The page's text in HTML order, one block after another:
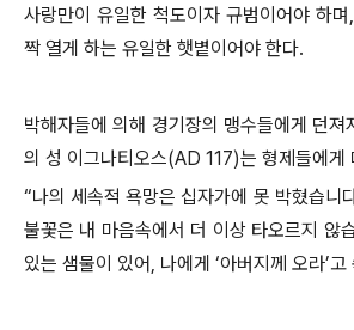
사랑만이 유일한 척도이자 규범이어야 하
짝 열게 하는 유일한 햇볕이어야 한다.
박해자들에 의해 경기장의 맹수들에게 던져
의 성 이그나티오스(AD 117)는 형제들에게
“나의 세속적 욕망은 십자가에 못 박혔습니
불꽃은 내 마음속에서 더 이상 타오르지 않
있는 샘물이 있어, 나에게 ‘아버지께 오라’고